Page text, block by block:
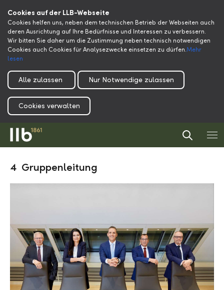
Cookies auf der LLB-Webseite
Cookies helfen uns, neben dem technischen Betrieb der Webseiten auch
deren Ausrichtung auf Ihre Bedürfnisse und Interessen zu verbessern.
Wir bitten Sie daher um die Zustimmung neben technisch notwendigen
Cookies auch Cookies für Analysezwecke einsetzen zu dürfen.Mehr
lesen
Alle zulassen Nur Notwendige zulassen
Cookies verwalten
4 Gruppenleitung